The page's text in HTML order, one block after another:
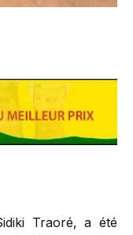
Traoré, a été